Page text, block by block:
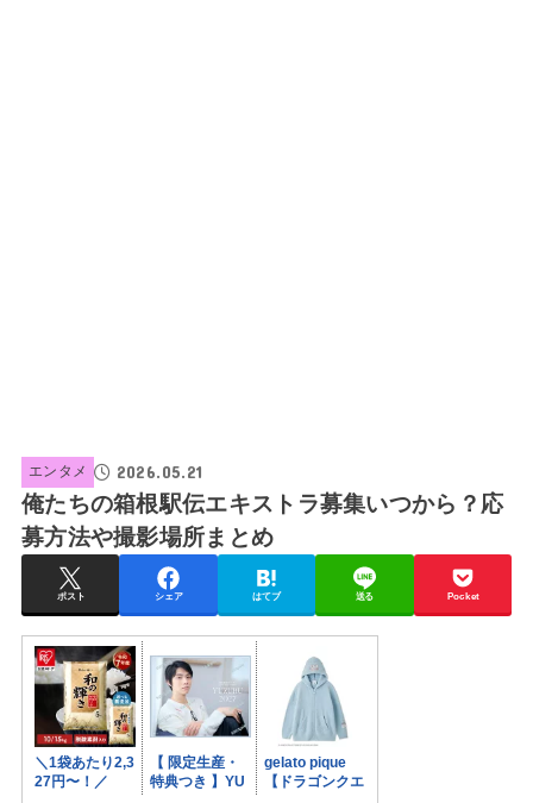
エンタメ 2026.05.21
俺たちの箱根駅伝エキストラ募集いつから？応
募方法や撮影場所まとめ
ポスト シェア はてブ 送る Pocket